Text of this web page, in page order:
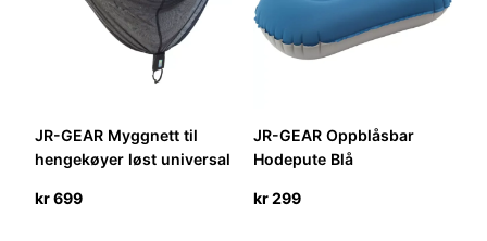
JR-GEAR Myggnett til
hengekøyer løst universal
kr699
JR-GEAR Oppblåsbar
Hodepute Blå
kr299